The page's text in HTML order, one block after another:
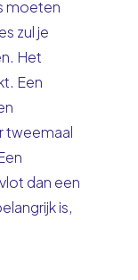
moeten
zul je
Het
Een
tweemaal
dan een
is,